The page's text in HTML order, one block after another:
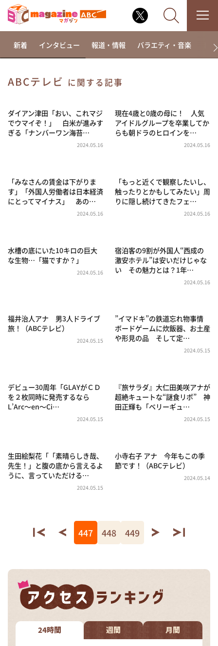
相席食堂
これ余談なんですけど・・・
～人生密着トークバラエティ！～ やすとものいたっ
news おかえり
河合＆A.B.C-Z塚田×福井アナ「なんでやねん！？」
（news おかえり）
朝だ！生です旅サラダ
教えて！ニュースライブ 正義のミカタ
ポツンと一軒家
ザキ山小屋本館
新着 インタビュー 報道・情報 バラエティ・音楽 ド
ABCテレビ に関する記事
ダイアン津田「おい、これマジ
でウマイぞ！」 白米が進みす
ぎる「ナンバーワン海苔…
2024.05.16
現在4歳と0歳の母に！ 人気
アイドルグループを卒業してか
らも朝ドラのヒロインを…
2024.05.16
「みなさんの賃金は下がりま
す」「外国人労働者は日本経済
にとってマイナス」 あの…
2024.05.16
「もっと近くで観察したいし、
触ったりとかもしてみたい」周
りに隠し続けてきたフェ…
2024.05.16
水槽の底にいた10キロの巨大
な生物…「猫ですか？」
2024.05.16
宿泊客の9割が外国人“西成の
激安ホテル”は安いだけじゃな
い その魅力とは？1年…
2024.05.16
福井治人アナ 男3人ドライブ
旅！（ABCテレビ）
2024.05.15
”イマドキ”の鉄道忘れ物事情
ボードゲームに炊飯器、お土産
や形見の品 そして定…
2024.05.15
デビュー30周年「GLAYがＣＤ
を２枚同時に発売するなら
L’Arc～en～Ci…
2024.05.15
『旅サラダ』大仁田美咲アナが
超絶キュートな“謎食リポ” 神
田正輝も「ベリーギュ…
2024.05.15
生田絵梨花「「素晴らしき哉、
先生！」と腹の底から言えるよ
うに、言っていただける…
2024.05.15
小寺右子 アナ 今年もこの季
節です！（ABCテレビ）
2024.05.14
447 448 449
24時間 週間 月間